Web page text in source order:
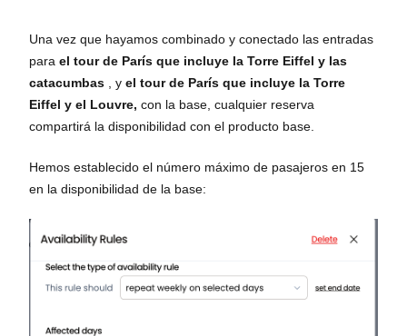
Una vez que hayamos combinado y conectado las entradas
para el tour de París que incluye la Torre Eiffel y las
catacumbas , y el tour de París que incluye la Torre
Eiffel y el Louvre, con la base, cualquier reserva
compartirá la disponibilidad con el producto base.
Hemos establecido el número máximo de pasajeros en 15
en la disponibilidad de la base: